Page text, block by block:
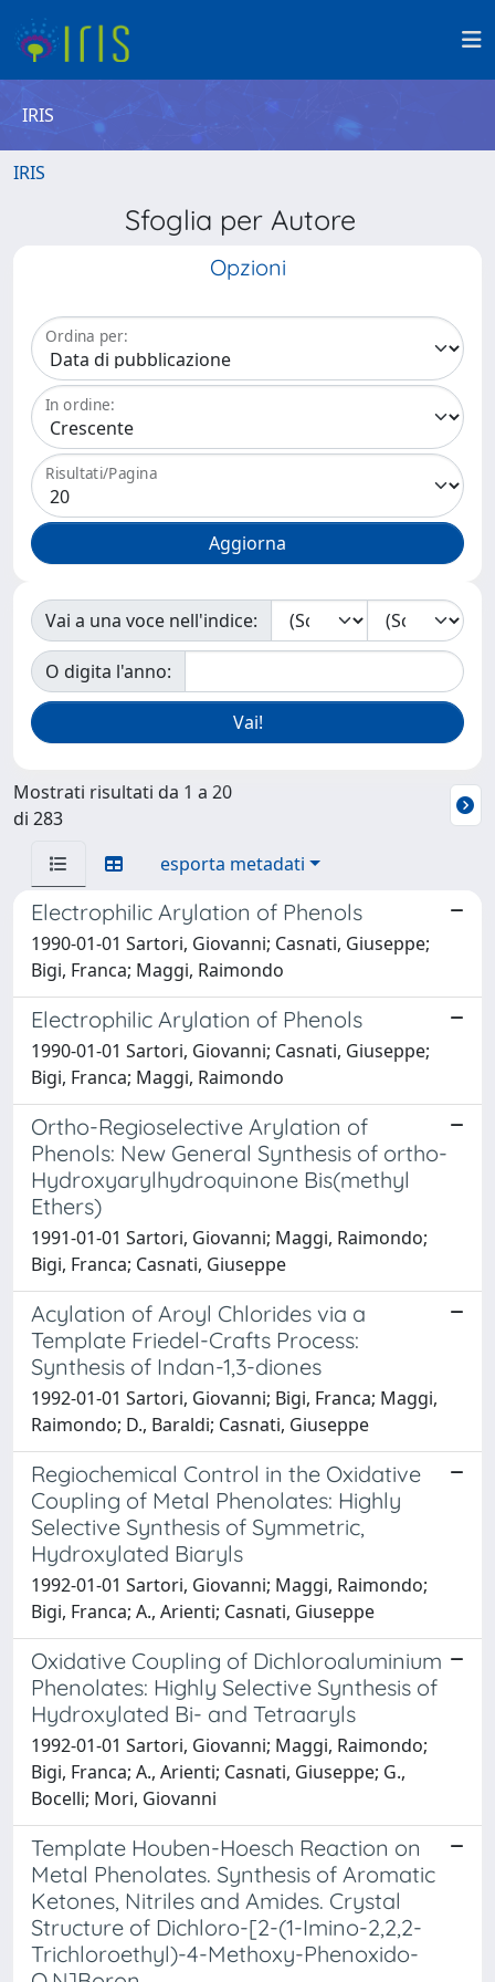
IRIS
IRIS
Sfoglia per Autore
Opzioni
Ordina per:
In ordine:
Risultati/Pagina
Vai a una voce nell'indice:
O digita l'anno:
Mostrati risultati da 1 a 20
di 283
esporta metadati
Electrophilic Arylation of Phenols
1990-01-01 Sartori, Giovanni; Casnati, Giuseppe;
Bigi, Franca; Maggi, Raimondo
Electrophilic Arylation of Phenols
1990-01-01 Sartori, Giovanni; Casnati, Giuseppe;
Bigi, Franca; Maggi, Raimondo
Ortho-Regioselective Arylation of
Phenols: New General Synthesis of ortho-
Hydroxyarylhydroquinone Bis(methyl
Ethers)
1991-01-01 Sartori, Giovanni; Maggi, Raimondo;
Bigi, Franca; Casnati, Giuseppe
Acylation of Aroyl Chlorides via a
Template Friedel-Crafts Process:
Synthesis of Indan-1,3-diones
1992-01-01 Sartori, Giovanni; Bigi, Franca; Maggi,
Raimondo; D., Baraldi; Casnati, Giuseppe
Regiochemical Control in the Oxidative
Coupling of Metal Phenolates: Highly
Selective Synthesis of Symmetric,
Hydroxylated Biaryls
1992-01-01 Sartori, Giovanni; Maggi, Raimondo;
Bigi, Franca; A., Arienti; Casnati, Giuseppe
Oxidative Coupling of Dichloroaluminium
Phenolates: Highly Selective Synthesis of
Hydroxylated Bi- and Tetraaryls
1992-01-01 Sartori, Giovanni; Maggi, Raimondo;
Bigi, Franca; A., Arienti; Casnati, Giuseppe; G.,
Bocelli; Mori, Giovanni
Template Houben-Hoesch Reaction on
Metal Phenolates. Synthesis of Aromatic
Ketones, Nitriles and Amides. Crystal
Structure of Dichloro-[2-(1-Imino-2,2,2-
Trichloroethyl)-4-Methoxy-Phenoxido-